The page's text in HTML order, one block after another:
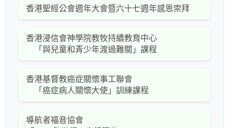
香港聖經公會週年大會暨六十七週年感恩崇拜
香港浸信會神學院教牧持續教育中心
「與兒童和青少年渡過難關」課程
香港基督教癌症關懷事工聯會
「癌症病人關懷大使」訓練課程
導航者福音協會